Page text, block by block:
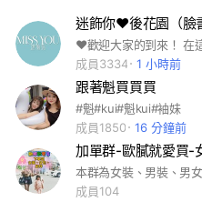
迷飾你♥️後花園（臉
成員3334
1 小時前
跟著魁買買買
#魁#kui#魁kui#袖妹
成員1850
16 分鐘前
加單群-歐膩就愛買-
成員104